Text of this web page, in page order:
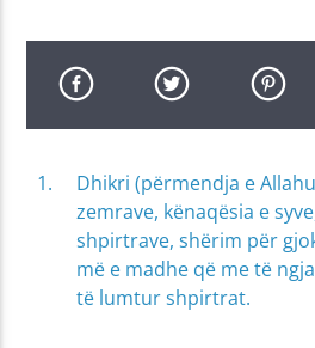
Dhikri (përmendja e
zemrave, kënaqësia e
shpirtrave, shërim për
më e madhe që me të
të lumtur shpirtrat.